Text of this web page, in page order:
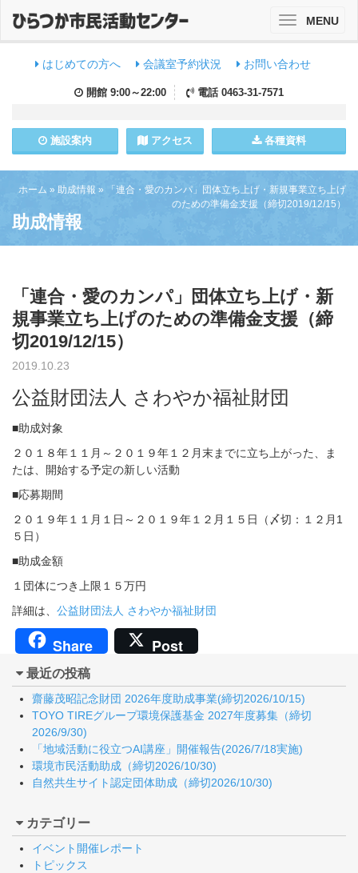
はじめての方へ 会議室予約状況 お問い合わせ
開館 9:00～22:00 電話 0463-31-7571
施設案内 アクセス 各種資料
ToggleMENU
ホーム » 助成情報 »
「連合・愛のカンパ」団体立ち上げ・新規事業立ち上げ
のための準備金支援（締切2019/12/15）
助成情報
「連合・愛のカンパ」団体立ち上げ・新
規事業立ち上げのための準備金支援（締
切2019/12/15）
2019.10.23
公益財団法人 さわやか福祉財団
■助成対象
２０１８年１１月～２０１９年１２月末までに立ち上がった、ま
たは、開始する予定の新しい活動
■応募期間
２０１９年１１月１日～２０１９年１２月１５日（〆切：１２月1
５日）
■助成金額
１団体につき上限１５万円
詳細は、 公益財団法人 さわやか福祉財団
Share Post
最近の投稿
齋藤茂昭記念財団 2026年度助成事業(締切2026/10/15)
TOYO TIREグループ環境保護基金 2027年度募集（締切
2026/9/30)
「地域活動に役立つAI講座」開催報告(2026/7/18実施)
環境市民活動助成（締切2026/10/30)
自然共生サイト認定団体助成（締切2026/10/30)
カテゴリー
イベント開催レポート
トピックス